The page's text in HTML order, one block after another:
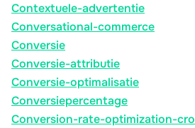
Contextuele-advertentie
Conversational-commerce
Conversie
Conversie-attributie
Conversie-optimalisatie
Conversiepercentage
Conversion-rate-optimization-cro